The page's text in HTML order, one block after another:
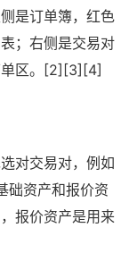
是订单簿，红色
；右侧是交易对
单区。[2][3][4]
对交易对，例如
础资产和报价资
报价资产是用来